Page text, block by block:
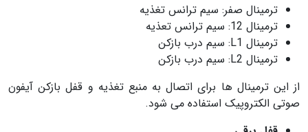
ترمینال صفر: سیم ترانس تغذیه
ترمینال 12: سیم ترانس تعذیه
ترمینال L1: سیم درب بازکن
ترمینال L2: سیم درب بازکن
از این ترمینال ها برای اتصال به منبع تغذیه و قفل بازکن آیفون
صوتی الکتروپیک استفاده می شود.